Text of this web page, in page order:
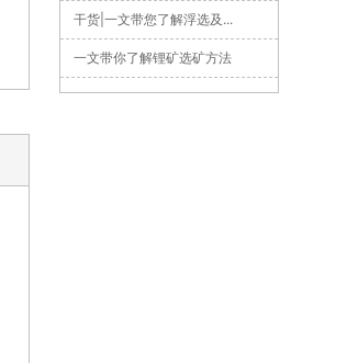
干货|一文带您了解浮选及...
一文带你了解锂矿选矿方法